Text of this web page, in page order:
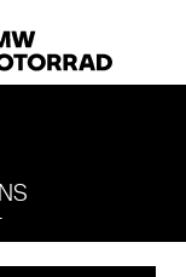
SITE DE SPORT MOTO